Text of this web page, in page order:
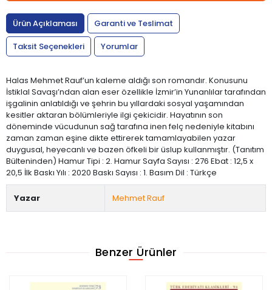
Ürün Açıklaması
Garanti ve Teslimat
Taksit Seçenekleri
Yorumlar
Halas Mehmet Rauf’un kaleme aldığı son romandır. Konusunu
İstiklal Savaşı’ndan alan eser özellikle İzmir’in Yunanlılar tarafından
işgalinin anlatıldığı ve şehrin bu yıllardaki sosyal yaşamından
kesitler aktaran bölümleriyle ilgi çekicidir. Hayatının son
döneminde vücudunun sağ tarafına inen felç nedeniyle kitabını
zaman zaman eşine dikte ettirerek tamamlayabilen yazar
duygusal, heyecanlı ve bazen öfkeli bir üslup kullanmıştır. (Tanıtım
Bülteninden) Hamur Tipi : 2. Hamur Sayfa Sayısı : 276 Ebat : 12,5 x
20,5 İlk Baskı Yılı : 2020 Baskı Sayısı : 1. Basım Dil : Türkçe
Yazar Mehmet Rauf
Benzer Ürünler